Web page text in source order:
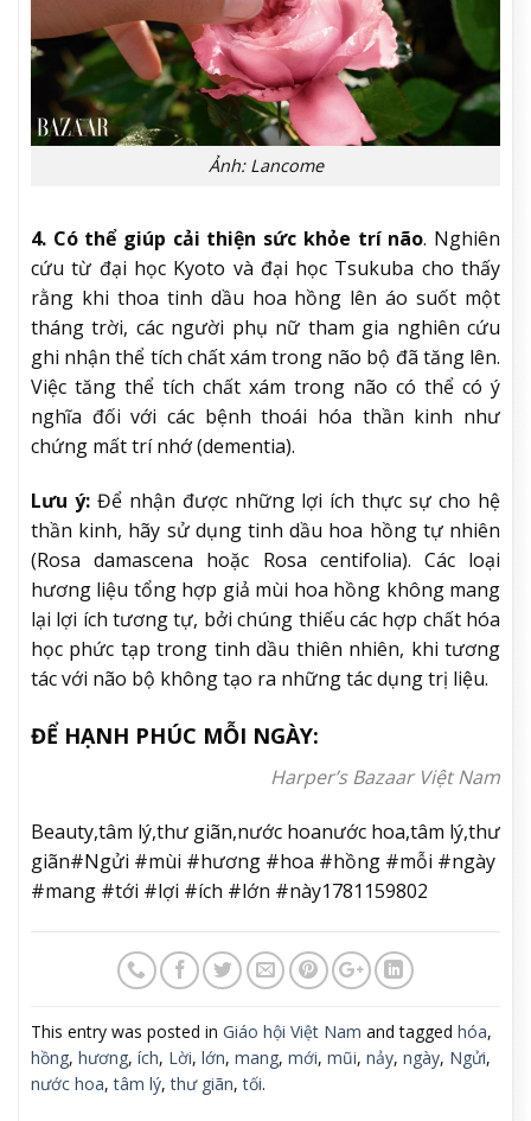
Ảnh: Lancome
4. Có thể giúp cải thiện sức khỏe trí não. Nghiên
cứu từ đại học Kyoto và đại học Tsukuba cho thấy
rằng khi thoa tinh dầu hoa hồng lên áo suốt một
tháng trời, các người phụ nữ tham gia nghiên cứu
ghi nhận thể tích chất xám trong não bộ đã tăng lên.
Việc tăng thể tích chất xám trong não có thể có ý
nghĩa đối với các bệnh thoái hóa thần kinh như
chứng mất trí nhớ (dementia).
Lưu ý: Để nhận được những lợi ích thực sự cho hệ
thần kinh, hãy sử dụng tinh dầu hoa hồng tự nhiên
(Rosa damascena hoặc Rosa centifolia). Các loại
hương liệu tổng hợp giả mùi hoa hồng không mang
lại lợi ích tương tự, bởi chúng thiếu các hợp chất hóa
học phức tạp trong tinh dầu thiên nhiên, khi tương
tác với não bộ không tạo ra những tác dụng trị liệu.
ĐỂ HẠNH PHÚC MỖI NGÀY:
Harper’s Bazaar Việt Nam
Beauty,tâm lý,thư giãn,nước hoanước hoa,tâm lý,thư
giãn#Ngửi #mùi #hương #hoa #hồng #mỗi #ngày
#mang #tới #lợi #ích #lớn #này1781159802
This entry was posted in Giáo hội Việt Nam and tagged hóa,
hồng, hương, ích, Lời, lớn, mang, mới, mũi, nảy, ngày, Ngửi,
nước hoa,tâm lý,thư giãn,tối.